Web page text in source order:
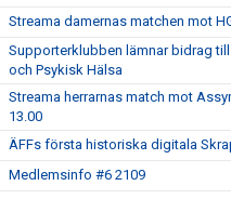
Streama damernas matchen mot
Supporterklubben lämnar bidrag
och Psykisk Hälsa
Streama herrarnas match mot
13.00
ÄFFs första historiska digitala
Medlemsinfo #6 2109